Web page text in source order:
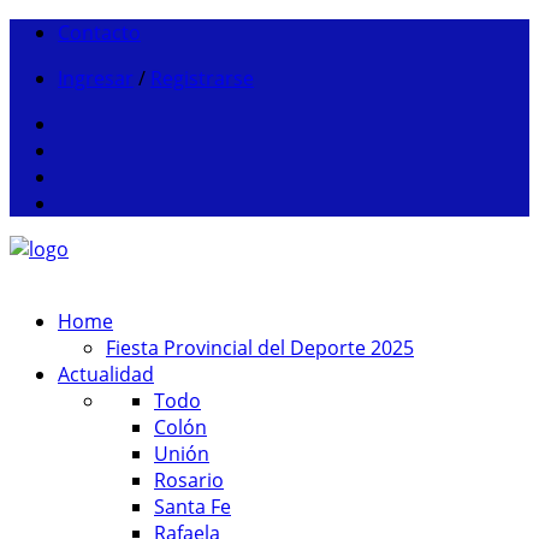
Contacto
Ingresar / Registrarse
Home
Fiesta Provincial del Deporte 2025
Actualidad
Todo
Colón
Unión
Rosario
Santa Fe
Rafaela